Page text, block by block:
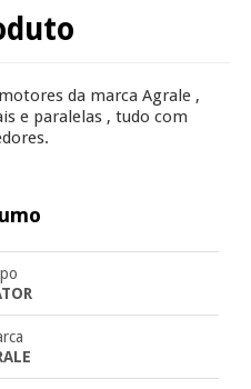
da marca Agrale ,
e paralelas , tudo com